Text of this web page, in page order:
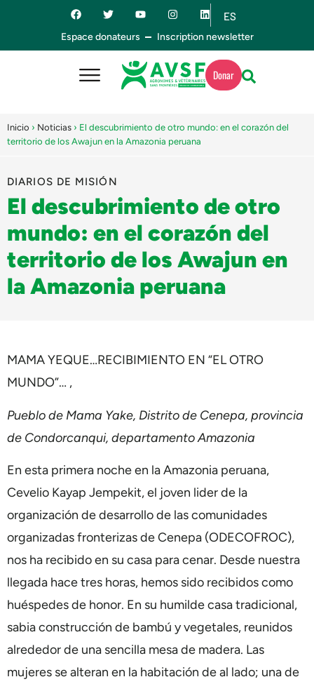
ES
EN
Espace donateurs Inscription newsletter
Donar
Inicio › Noticias › El descubrimiento de otro mundo: en el corazón del
territorio de los Awajun en la Amazonia peruana
DIARIOS DE MISIÓN
El descubrimiento de otro
mundo: en el corazón del
territorio de los Awajun en
la Amazonia peruana
MAMA YEQUE…RECIBIMIENTO EN “EL OTRO
MUNDO”… ,
Pueblo de Mama Yake, Distrito de Cenepa, provincia
de Condorcanqui, departamento Amazonia
En esta primera noche en la Amazonia peruana,
Cevelio Kayap Jempekit, el joven lider de la
organización de desarrollo de las comunidades
organizadas fronterizas de Cenepa (ODECOFROC),
nos ha recibido en su casa para cenar. Desde nuestra
llegada hace tres horas, hemos sido recibidos como
huéspedes de honor. En su humilde casa tradicional,
sabia construcción de bambú y vegetales, reunidos
alrededor de una sencilla mesa de madera. Las
mujeres se alteran en la habitación de al lado; una de